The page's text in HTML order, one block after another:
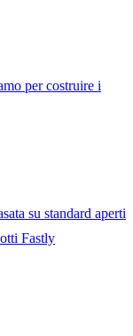
per costruire i
su standard aperti
Fastly